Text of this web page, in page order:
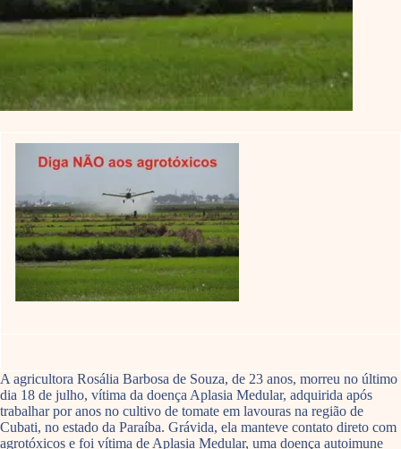
A agricultora Rosália Barbosa de Souza, de 23 anos, morreu no último
dia 18 de julho, vítima da doença Aplasia Medular, adquirida após
trabalhar por anos no cultivo de tomate em lavouras na região de
Cubati, no estado da Paraíba. Grávida, ela manteve contato direto com
agrotóxicos e foi vítima de Aplasia Medular, uma doença autoimune